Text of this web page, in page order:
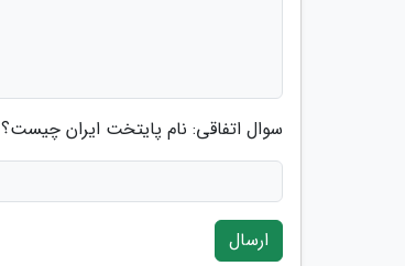
سوال اتفاقی: نام پایتخت ایران چیست؟
ارسال